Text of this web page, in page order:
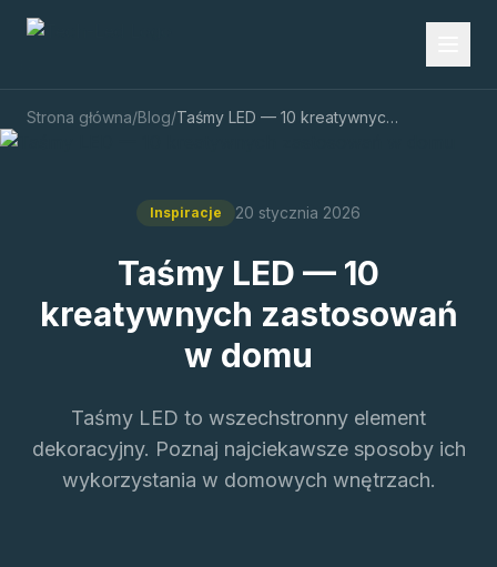
Strona główna/Blog/ Taśmy LED — 10 kreatywnych zastosowań w domu
Inspiracje 20 stycznia 2026
Taśmy LED — 10
kreatywnych zastosowań
w domu
Taśmy LED to wszechstronny element
dekoracyjny. Poznaj najciekawsze sposoby ich
wykorzystania w domowych wnętrzach.